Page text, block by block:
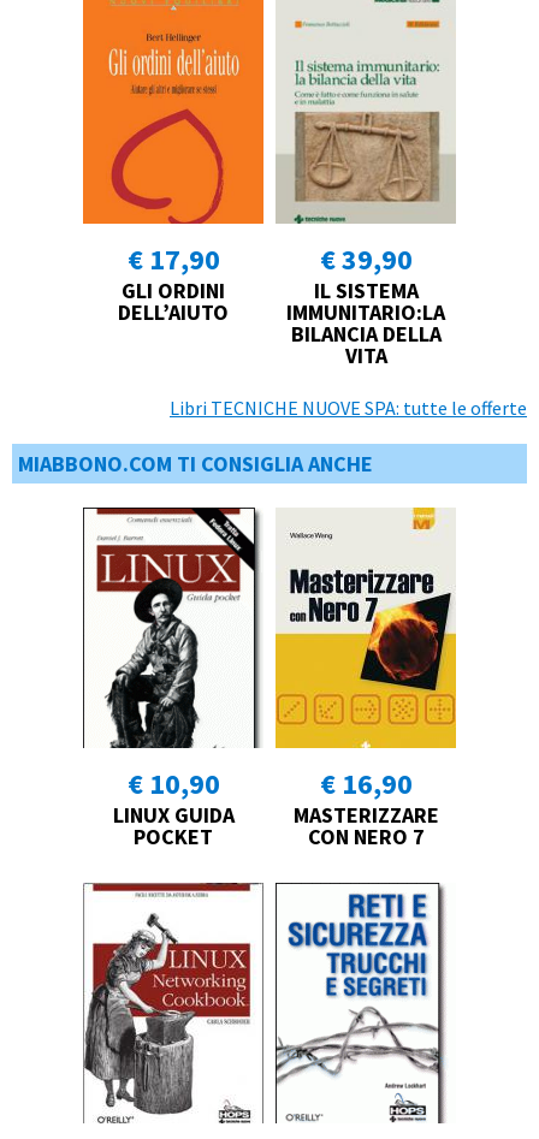
€ 17,90
GLI ORDINI
DELL’AIUTO
€ 39,90
IL SISTEMA
IMMUNITARIO:LA
BILANCIA DELLA
VITA
Libri TECNICHE NUOVE SPA: tutte le offerte
MIABBONO.COM TI CONSIGLIA ANCHE
€ 10,90
LINUX GUIDA
POCKET
€ 16,90
MASTERIZZARE
CON NERO 7